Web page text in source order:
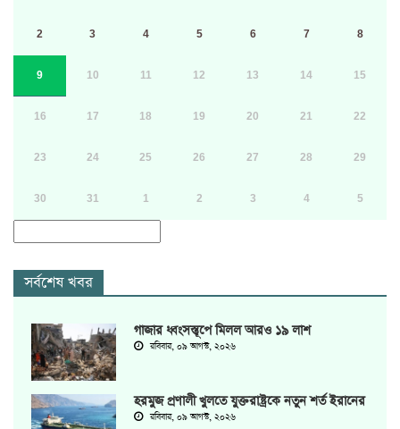
2 3 4 5 6 7 8
9 10 11 12 13 14 15
16 17 18 19 20 21 22
23 24 25 26 27 28 29
30 31 1 2 3 4 5
সর্বশেষ খবর
গাজার ধ্বংসস্তূপে মিলল আরও ১৯ লাশ
রবিবার, ০৯ আগস্ট, ২০২৬
হরমুজ প্রণালী খুলতে যুক্তরাষ্ট্রকে নতুন শর্ত ইরানের
রবিবার, ০৯ আগস্ট, ২০২৬